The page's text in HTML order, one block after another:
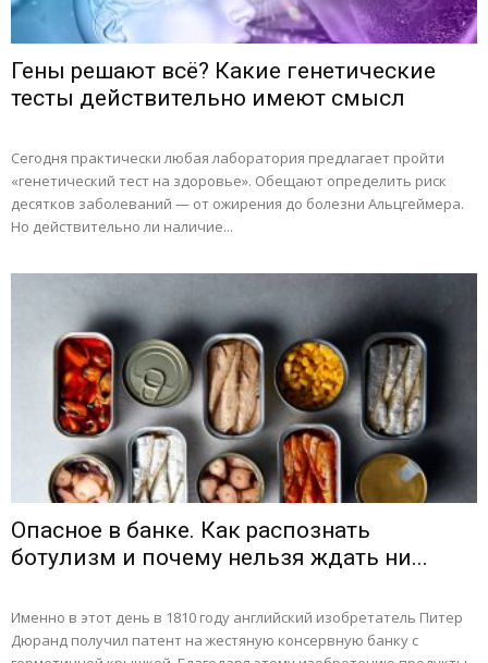
Гены решают всё? Какие генетические
тесты действительно имеют смысл
Сегодня практически любая лаборатория предлагает пройти
«генетический тест на здоровье». Обещают определить риск
десятков заболеваний — от ожирения до болезни Альцгеймера.
Но действительно ли наличие...
Опасное в банке. Как распознать
ботулизм и почему нельзя ждать ни...
Именно в этот день в 1810 году английский изобретатель Питер
Дюранд получил патент на жестяную консервную банку с